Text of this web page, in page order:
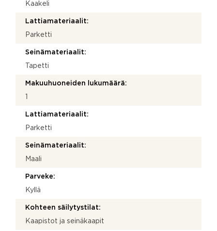
Kaakeli
Lattiamateriaalit:
Parketti
Seinämateriaalit:
Tapetti
Makuuhuoneiden lukumäärä:
Lattiamateriaalit:
Parketti
Seinämateriaalit:
Maali
Parveke:
Kyllä
Kohteen säilytystilat:
Kaapistot ja seinäkaapit